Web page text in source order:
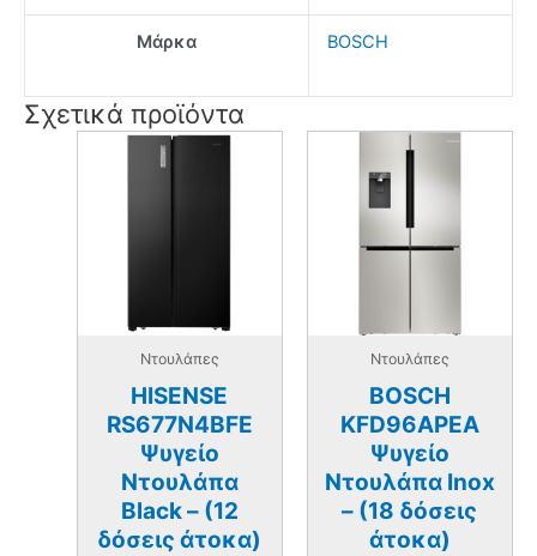
Μάρκα BOSCH
Σχετικά προϊόντα
Ντουλάπες
HISENSE
RS677N4BFE
Ψυγείο
Ντουλάπα
Black – (12
δόσεις άτοκα)
Ντουλάπες
BOSCH
KFD96APEA
Ψυγείο
Ντουλάπα Inox
– (18 δόσεις
άτοκα)